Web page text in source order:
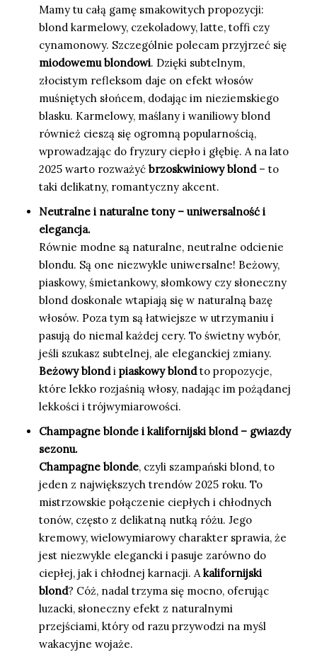
Mamy tu całą gamę smakowitych propozycji:
blond karmelowy, czekoladowy, latte, toffi czy
cynamonowy. Szczególnie polecam przyjrzeć się
miodowemu blondowi. Dzięki subtelnym,
złocistym refleksom daje on efekt włosów
muśniętych słońcem, dodając im nieziemskiego
blasku. Karmelowy, maślany i waniliowy blond
również cieszą się ogromną popularnością,
wprowadzając do fryzury ciepło i głębię. A na lato
2025 warto rozważyć brzoskwiniowy blond– to
taki delikatny, romantyczny akcent.
Neutralne i naturalne tony – uniwersalność i
elegancja.
Równie modne są naturalne, neutralne odcienie
blondu. Są one niezwykle uniwersalne! Beżowy,
piaskowy, śmietankowy, słomkowy czy słoneczny
blond doskonale wtapiają się w naturalną bazę
włosów. Poza tym są łatwiejsze w utrzymaniu i
pasują do niemal każdej cery. To świetny wybór,
jeśli szukasz subtelnej, ale eleganckiej zmiany.
Beżowy blondi piaskowy blondto propozycje,
które lekko rozjaśnią włosy, nadając im pożądanej
lekkości i trójwymiarowości.
Champagne blonde i kalifornijski blond – gwiazdy
sezonu.
Champagne blonde, czyli szampański blond, to
jeden z największych trendów 2025 roku. To
mistrzowskie połączenie ciepłych i chłodnych
tonów, często z delikatną nutką różu. Jego
kremowy, wielowymiarowy charakter sprawia, że
jest niezwykle elegancki i pasuje zarówno do
ciepłej, jak i chłodnej karnacji. Akalifornijski
blond? Cóż, nadal trzyma się mocno, oferując
luzacki, słoneczny efekt z naturalnymi
przejściami, który od razu przywodzi na myśl
wakacyjne wojaże.